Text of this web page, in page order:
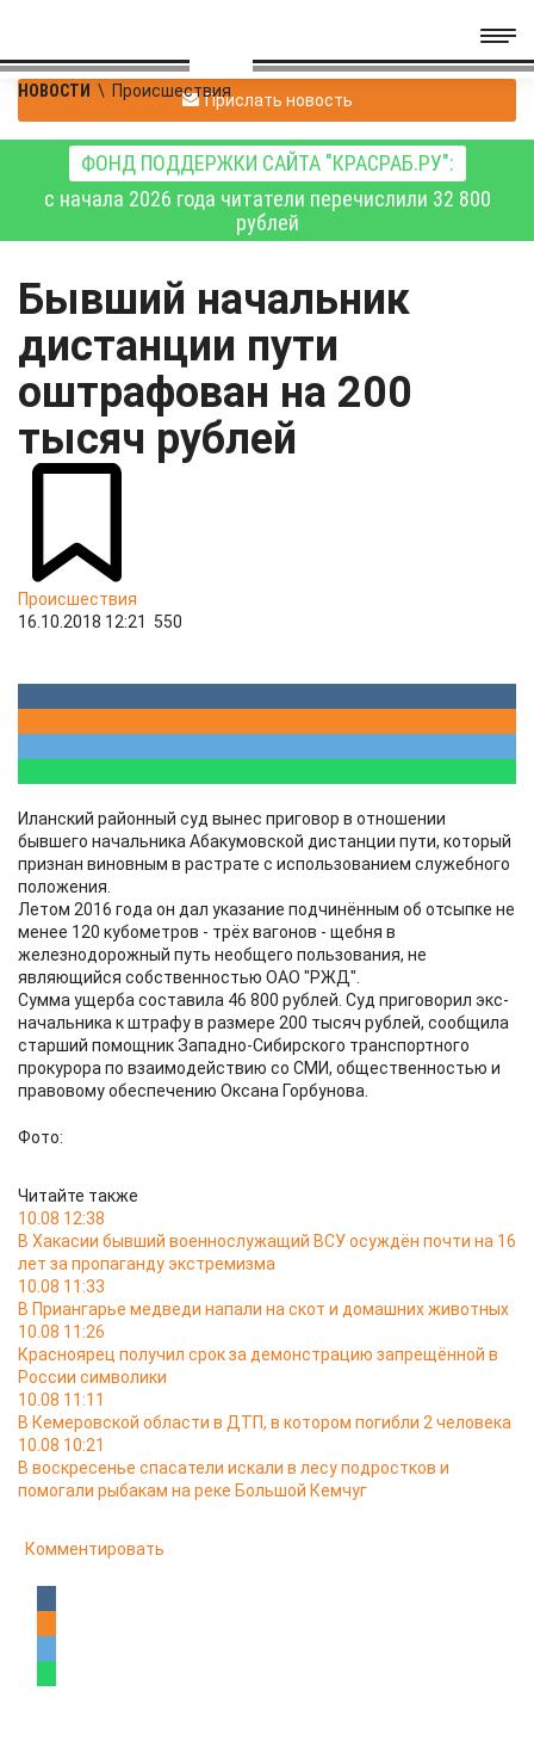
НОВОСТИ \ ПроисшествияПрислать новость
ФОНД ПОДДЕРЖКИ САЙТА "КРАСРАБ.РУ":
с начала 2026 года читатели перечислили 32 800
рублей
Бывший начальник
дистанции пути
оштрафован на 200
тысяч рублей
Происшествия
16.10.2018 12:21
550
Иланский районный суд вынес приговор в отношении
бывшего начальника Абакумовской дистанции пути, который
признан виновным в растрате с использованием служебного
положения.
Летом 2016 года он дал указание подчинённым об отсыпке не
менее 120 кубометров - трёх вагонов - щебня в
железнодорожный путь необщего пользования, не
являющийся собственностью ОАО "РЖД".
Сумма ущерба составила 46 800 рублей. Суд приговорил экс-
начальника к штрафу в размере 200 тысяч рублей, сообщила
старший помощник Западно-Сибирского транспортного
прокурора по взаимодействию со СМИ, общественностью и
правовому обеспечению Оксана Горбунова.
Фото:
Читайте также
10.08 12:38
В Хакасии бывший военнослужащий ВСУ осуждён почти на 16
лет за пропаганду экстремизма
10.08 11:33
В Приангарье медведи напали на скот и домашних животных
10.08 11:26
Красноярец получил срок за демонстрацию запрещённой в
России символики
10.08 11:11
В Кемеровской области в ДТП, в котором погибли 2 человека
10.08 10:21
В воскресенье спасатели искали в лесу подростков и
помогали рыбакам на реке Большой Кемчуг
Комментировать